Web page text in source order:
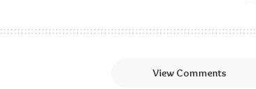
View Comments